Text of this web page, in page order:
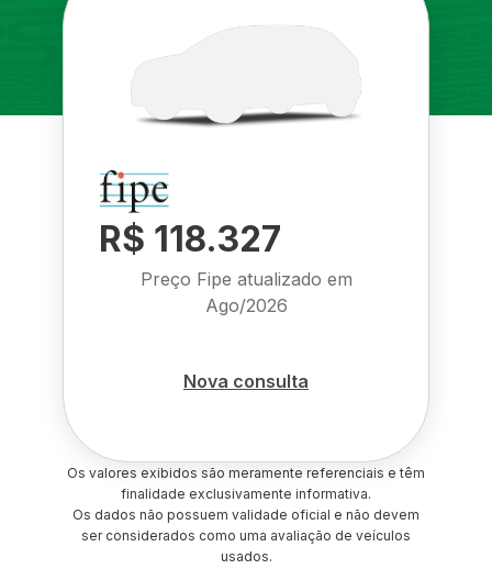
R$ 118.327
Preço Fipe atualizado em
Ago/2026
Nova consulta
Os valores exibidos são meramente referenciais e têm
finalidade exclusivamente informativa.
Os dados não possuem validade oficial e não devem
ser considerados como uma avaliação de veículos
usados.